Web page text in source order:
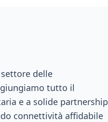
delle
tutto il
e a solide partnership
connettività affidabile